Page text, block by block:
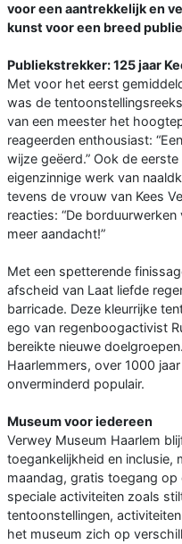
voor een aantrekkelijk en
kunst voor een breed
Publiekstrekker: 125 jaar
Met voor het eerst
was de
van een meester het
reageerden enthousiast:
wijze geëerd.” Ook de
eigenzinnige werk van
tevens de vrouw van Kees
reacties: “De
meer aandacht!”
Met een spetterende
afscheid van Laat liefde
barricade. Deze kleurrijke
ego van regenboogactivist
bereikte nieuwe
Haarlemmers, over 1000
onverminderd populair.
Museum voor iedereen
Verwey Museum Haarlem
toegankelijkheid en inclusie,
maandag, gratis toegang
speciale activiteiten zoals
tentoonstellingen,
het museum zich op